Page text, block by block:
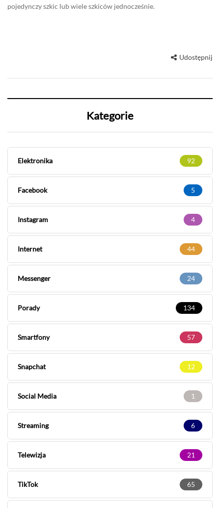
pojedynczy szkic lub wiele szkiców jednocześnie.
Udostępnij
Kategorie
Elektronika 92
Facebook 5
Instagram 4
Internet 44
Messenger 24
Porady 134
Smartfony 57
Snapchat 12
Social Media 1
Streaming 6
Telewizja 21
TikTok 65